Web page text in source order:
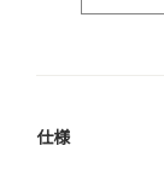
仕様